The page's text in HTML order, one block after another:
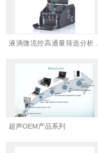
液滴微流控高通量筛选分析系
超声OEM产品系列